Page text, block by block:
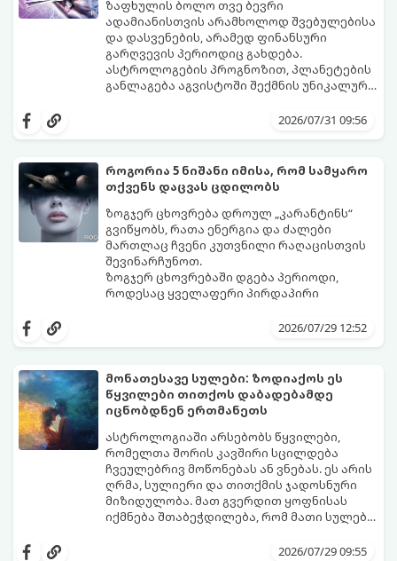
ზაფხულის ბოლო თვე ბევრი
ადამიანისთვის არამხოლოდ შვებულებისა
და დასვენების, არამედ ფინანსური
გარღვევის პერიოდიც გახდება.
ასტროლოგების პროგნოზით, პლანეტების
განლაგება აგვისტოში შექმნის უნიკალურ
ზოდიაქოს 4 ნიშანს ფინანსური წარმატების
შორის, ვისაც აგვისტოში ფინანსური
2026/07/31 09:56
როგორია 5 ნიშანი იმისა, რომ სამყარო
თქვენს დაცვას ცდილობს
ზოგჯერ ცხოვრება დროულ „კარანტინს“
გვიწყობს, რათა ენერგია და ძალები
მართლაც ჩვენი კუთვნილი რაღაცისთვის
შევინარჩუნოთ.
ზოგჯერ ცხოვრებაში დგება პერიოდი,
როდესაც ყველაფერი პირდაპირი
იშლება მნიშვნელოვანი გარიგებები,
ახლობლებად ვთვლიდით, უეცრად მიდიან.
ასეთ მომენტებში ადვილია
სასოწარკვეთილებაში ჩავარდნა. თუმცა
ეზოთერიკასა და ფსიქოლოგიაში ეს
ფენომენი ხშირად სხვანაირად
განიხილება: როგორც სამყაროს (ან ჩვენი
არაცნობიერის) ფარული დამცავი
მექანიზმების მუშაობა, რომელთაც
რეალური, მაგრამ ჯერ კიდევ უხილავი
საფრთხისგან შორს მივყავართ.
აი, 5 აშკარა ნიშანი იმისა, რომ
მომხდარი მარცხი სასჯელი კი არა,
თქვენი დაცვისკენ მიმართული
სამყაროს მცდელობაა:
2026/07/29 12:52
მონათესავე სულები: ზოდიაქოს ეს
წყვილები თითქოს დაბადებამდე
იცნობდნენ ერთმანეთს
ასტროლოგიაში არსებობს წყვილები,
რომელთა შორის კავშირი სცილდება
ჩვეულებრივ მოწონებას ან ვნებას. ეს არის
ღრმა, სულიერი და თითქმის ჯადოსნური
მიზიდულობა. მათ გვერდით ყოფნისას
იქმნება შთაბეჭდილება, რომ მათი სულები
იდეალურ წყვილებს, რომლებიც
2026/07/29 09:55